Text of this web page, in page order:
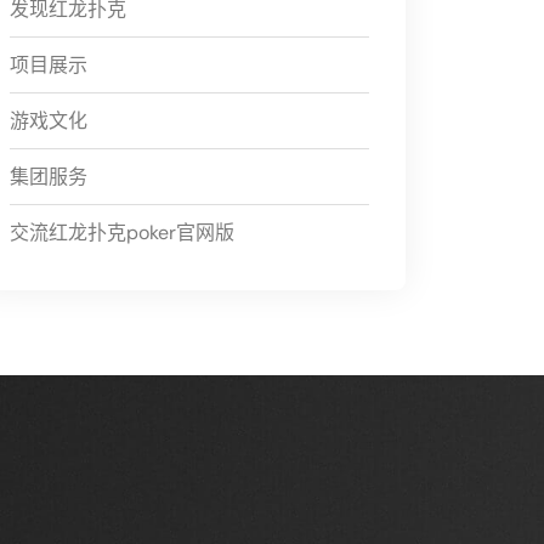
发现红龙扑克
项目展示
游戏文化
集团服务
交流红龙扑克poker官网版